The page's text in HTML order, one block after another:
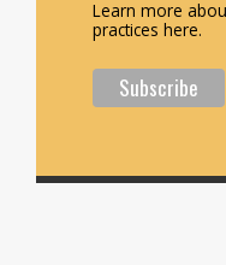
Learn more
practices here.